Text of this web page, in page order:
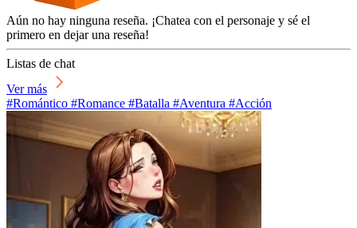
Aún no hay ninguna reseña. ¡Chatea con el personaje y sé el
primero en dejar una reseña!
Listas de chat
Ver más
#Romántico #Romance #Batalla #Aventura #Acción